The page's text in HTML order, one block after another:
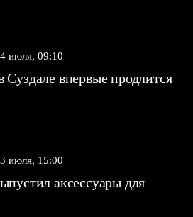
июля, 09:10
Суздале впервые продлится
июля, 15:00
аксессуары для